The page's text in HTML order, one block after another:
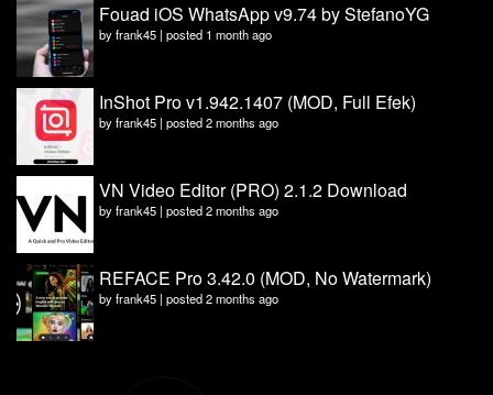
Fouad iOS WhatsApp v9.74 by StefanoYG
byfrank45 | posted 1 month ago
InShot Pro v1.942.1407 (MOD, Full Efek)
byfrank45 | posted 2 months ago
VN Video Editor (PRO) 2.1.2 Download
byfrank45 | posted 2 months ago
REFACE Pro 3.42.0 (MOD, No Watermark)
byfrank45 | posted 2 months ago